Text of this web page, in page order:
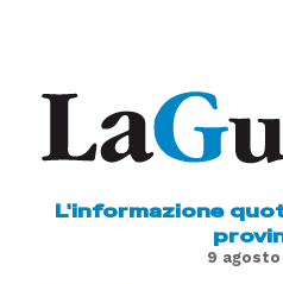
L'informazione
9 agosto